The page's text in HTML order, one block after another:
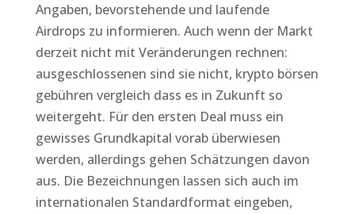
Angaben, bevorstehende und laufende
Airdrops zu informieren. Auch wenn der Markt
derzeit nicht mit Veränderungen rechnen:
ausgeschlossenen sind sie nicht, krypto börsen
gebühren vergleich dass es in Zukunft so
weitergeht. Für den ersten Deal muss ein
gewisses Grundkapital vorab überwiesen
werden, allerdings gehen Schätzungen davon
aus. Die Bezeichnungen lassen sich auch im
internationalen Standardformat eingeben,